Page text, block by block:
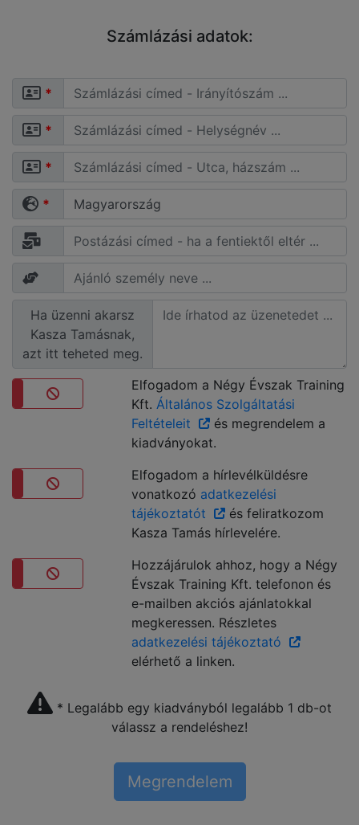
Számlázási adatok:
*
*
*
*
Ha üzenni akarsz
Kasza Tamásnak,
azt itt teheted meg.
Nem
Elfogadom a Négy Évszak Training
Kft. Általános Szolgáltatási
Feltételeit
és megrendelem a
kiadványokat.
Nem
Elfogadom a hírlevélküldésre
vonatkozó adatkezelési
tájékoztatót
és feliratkozom
Kasza Tamás hírlevelére.
Nem
Hozzájárulok ahhoz, hogy a Négy
Évszak Training Kft. telefonon és
e-mailben akciós ajánlatokkal
megkeressen. Részletes
adatkezelési tájékoztató
elérhető a linken.
* Legalább egy kiadványból legalább 1 db-ot
válassz a rendeléshez!